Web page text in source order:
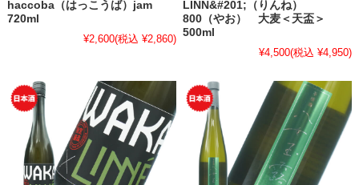
haccoba（はっこうば）jam
720ml
¥2,600(税込 ¥2,860)
LINN&#201;（りんね）
800（やお） 大麦＜天盃＞
500ml
¥4,500(税込 ¥4,950)